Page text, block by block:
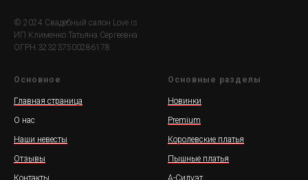
© 2024 Свадебный салон Love is
ИП Клименко Татьяна Сергеевна
ОГРН 323237500286178
Основное
Главная страница
О нас
Наши невесты
Отзывы
Основные разделы
Новинки
Premium
Королевские платья
Пышные платья